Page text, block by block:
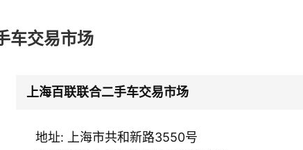
车交易市场
上海百联联合二手车交易市场
地址: 上海市共和新路3550号